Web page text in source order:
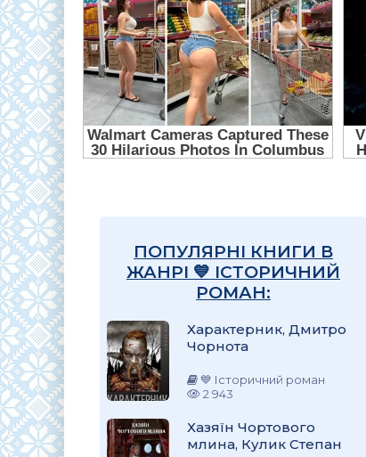
ПОПУЛЯРНІ КНИГИ В
ЖАНРІ 💙 ІСТОРИЧНИЙ
РОМАН:
Характерник, Дмитро
Чорнота
💙 Історичний роман
2 943
Хазяїн Чортового
млина, Кулик Степан